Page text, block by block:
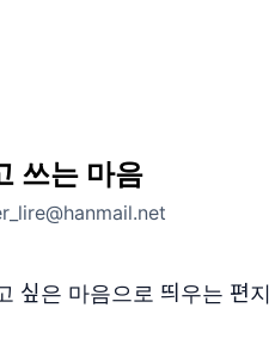
쓰는 마음
싶은 마음으로 띄우는 편지